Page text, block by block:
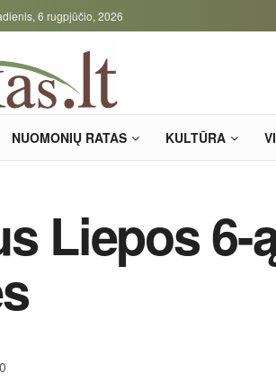
6 rugpjūčio, 2026
NUOMONIŲ RATAS KULTŪRA
Liepos 6-